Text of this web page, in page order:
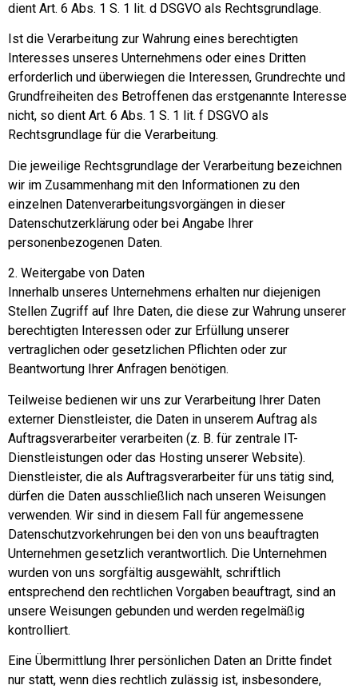
dient Art. 6 Abs. 1 S. 1 lit. d DSGVO als Rechtsgrundlage.
Ist die Verarbeitung zur Wahrung eines berechtigten
Interesses unseres Unternehmens oder eines Dritten
erforderlich und überwiegen die Interessen, Grundrechte und
Grundfreiheiten des Betroffenen das erstgenannte Interesse
nicht, so dient Art. 6 Abs. 1 S. 1 lit. f DSGVO als
Rechtsgrundlage für die Verarbeitung.
Die jeweilige Rechtsgrundlage der Verarbeitung bezeichnen
wir im Zusammenhang mit den Informationen zu den
einzelnen Datenverarbeitungsvorgängen in dieser
Datenschutzerklärung oder bei Angabe Ihrer
personenbezogenen Daten.
2. Weitergabe von Daten
Innerhalb unseres Unternehmens erhalten nur diejenigen
Stellen Zugriff auf Ihre Daten, die diese zur Wahrung unserer
berechtigten Interessen oder zur Erfüllung unserer
vertraglichen oder gesetzlichen Pflichten oder zur
Beantwortung Ihrer Anfragen benötigen.
Teilweise bedienen wir uns zur Verarbeitung Ihrer Daten
externer Dienstleister, die Daten in unserem Auftrag als
Auftragsverarbeiter verarbeiten (z. B. für zentrale IT-
Dienstleistungen oder das Hosting unserer Website).
Dienstleister, die als Auftragsverarbeiter für uns tätig sind,
dürfen die Daten ausschließlich nach unseren Weisungen
verwenden. Wir sind in diesem Fall für angemessene
Datenschutzvorkehrungen bei den von uns beauftragten
Unternehmen gesetzlich verantwortlich. Die Unternehmen
wurden von uns sorgfältig ausgewählt, schriftlich
entsprechend den rechtlichen Vorgaben beauftragt, sind an
unsere Weisungen gebunden und werden regelmäßig
kontrolliert.
Eine Übermittlung Ihrer persönlichen Daten an Dritte findet
nur statt, wenn dies rechtlich zulässig ist, insbesondere,